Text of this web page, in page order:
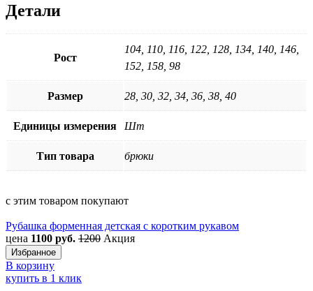
Детали
Рост
104, 110, 116, 122, 128, 134, 140, 146,
152, 158, 98
Размер 28, 30, 32, 34, 36, 38, 40
Единицы измерения Шт
Тип товара брюки
с этим товаром покупают
Рубашка форменная детская с коротким рукавом
цена 1100 руб. 1200 Акция
Избранное
В корзину
купить в 1 клик